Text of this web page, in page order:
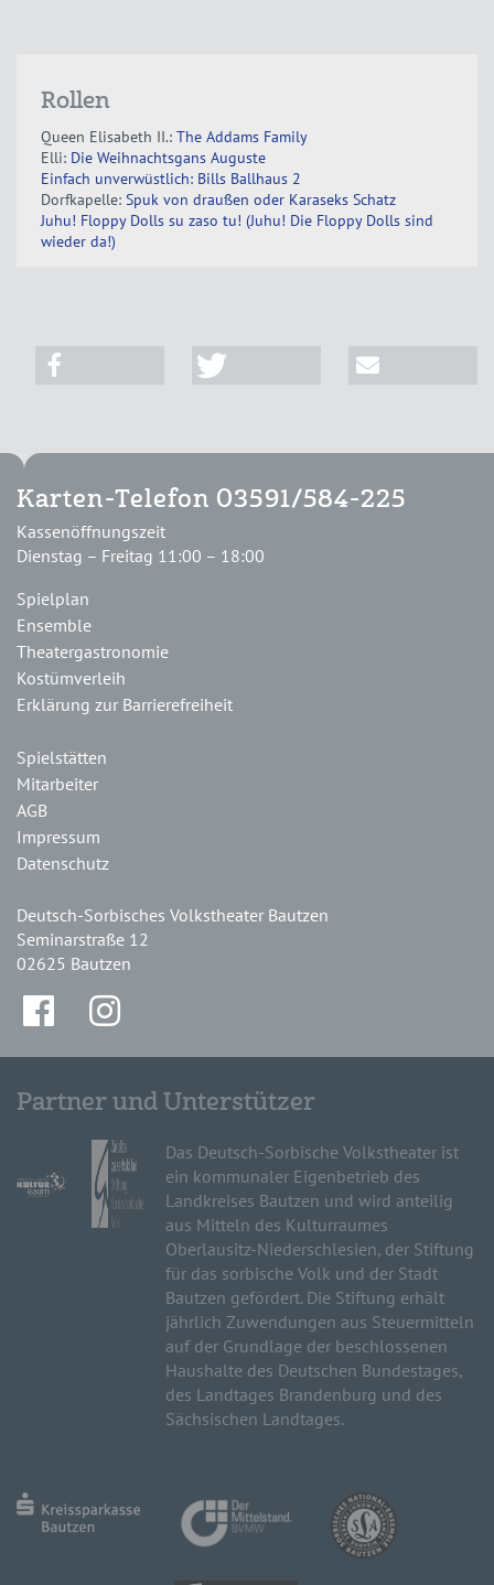
Rollen
Queen Elisabeth II.: The Addams Family
Elli: Die Weihnachtsgans Auguste
Einfach unverwüstlich: Bills Ballhaus 2
Dorfkapelle: Spuk von draußen oder Karaseks Schatz
Juhu! Floppy Dolls su zaso tu! (Juhu! Die Floppy Dolls sind
wieder da!)
Karten-Telefon 03591/584-225
Kassenöffnungszeit
Dienstag – Freitag 11:00 – 18:00
Spielplan
Ensemble
Theatergastronomie
Kostümverleih
Erklärung zur Barrierefreiheit
Spielstätten
Mitarbeiter
AGB
Impressum
Datenschutz
Deutsch-Sorbisches Volkstheater Bautzen
Seminarstraße 12
02625 Bautzen
Partner und Unterstützer
Das Deutsch-Sorbische Volkstheater ist
ein kommunaler Eigenbetrieb des
Landkreises Bautzen und wird anteilig
aus Mitteln des Kulturraumes
Oberlausitz-Niederschlesien, der Stiftung
für das sorbische Volk und der Stadt
Bautzen gefördert. Die Stiftung erhält
jährlich Zuwendungen aus Steuermitteln
auf der Grundlage der beschlossenen
Haushalte des Deutschen Bundestages,
des Landtages Brandenburg und des
Sächsischen Landtages.